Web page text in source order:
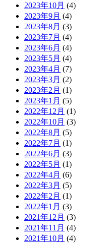
2023年10月 (4)
2023年9月 (4)
2023年8月 (3)
2023年7月 (4)
2023年6月 (4)
2023年5月 (4)
2023年4月 (7)
2023年3月 (2)
2023年2月 (1)
2023年1月 (5)
2022年12月 (1)
2022年10月 (3)
2022年8月 (5)
2022年7月 (1)
2022年6月 (3)
2022年5月 (1)
2022年4月 (6)
2022年3月 (5)
2022年2月 (1)
2022年1月 (3)
2021年12月 (3)
2021年11月 (4)
2021年10月 (4)